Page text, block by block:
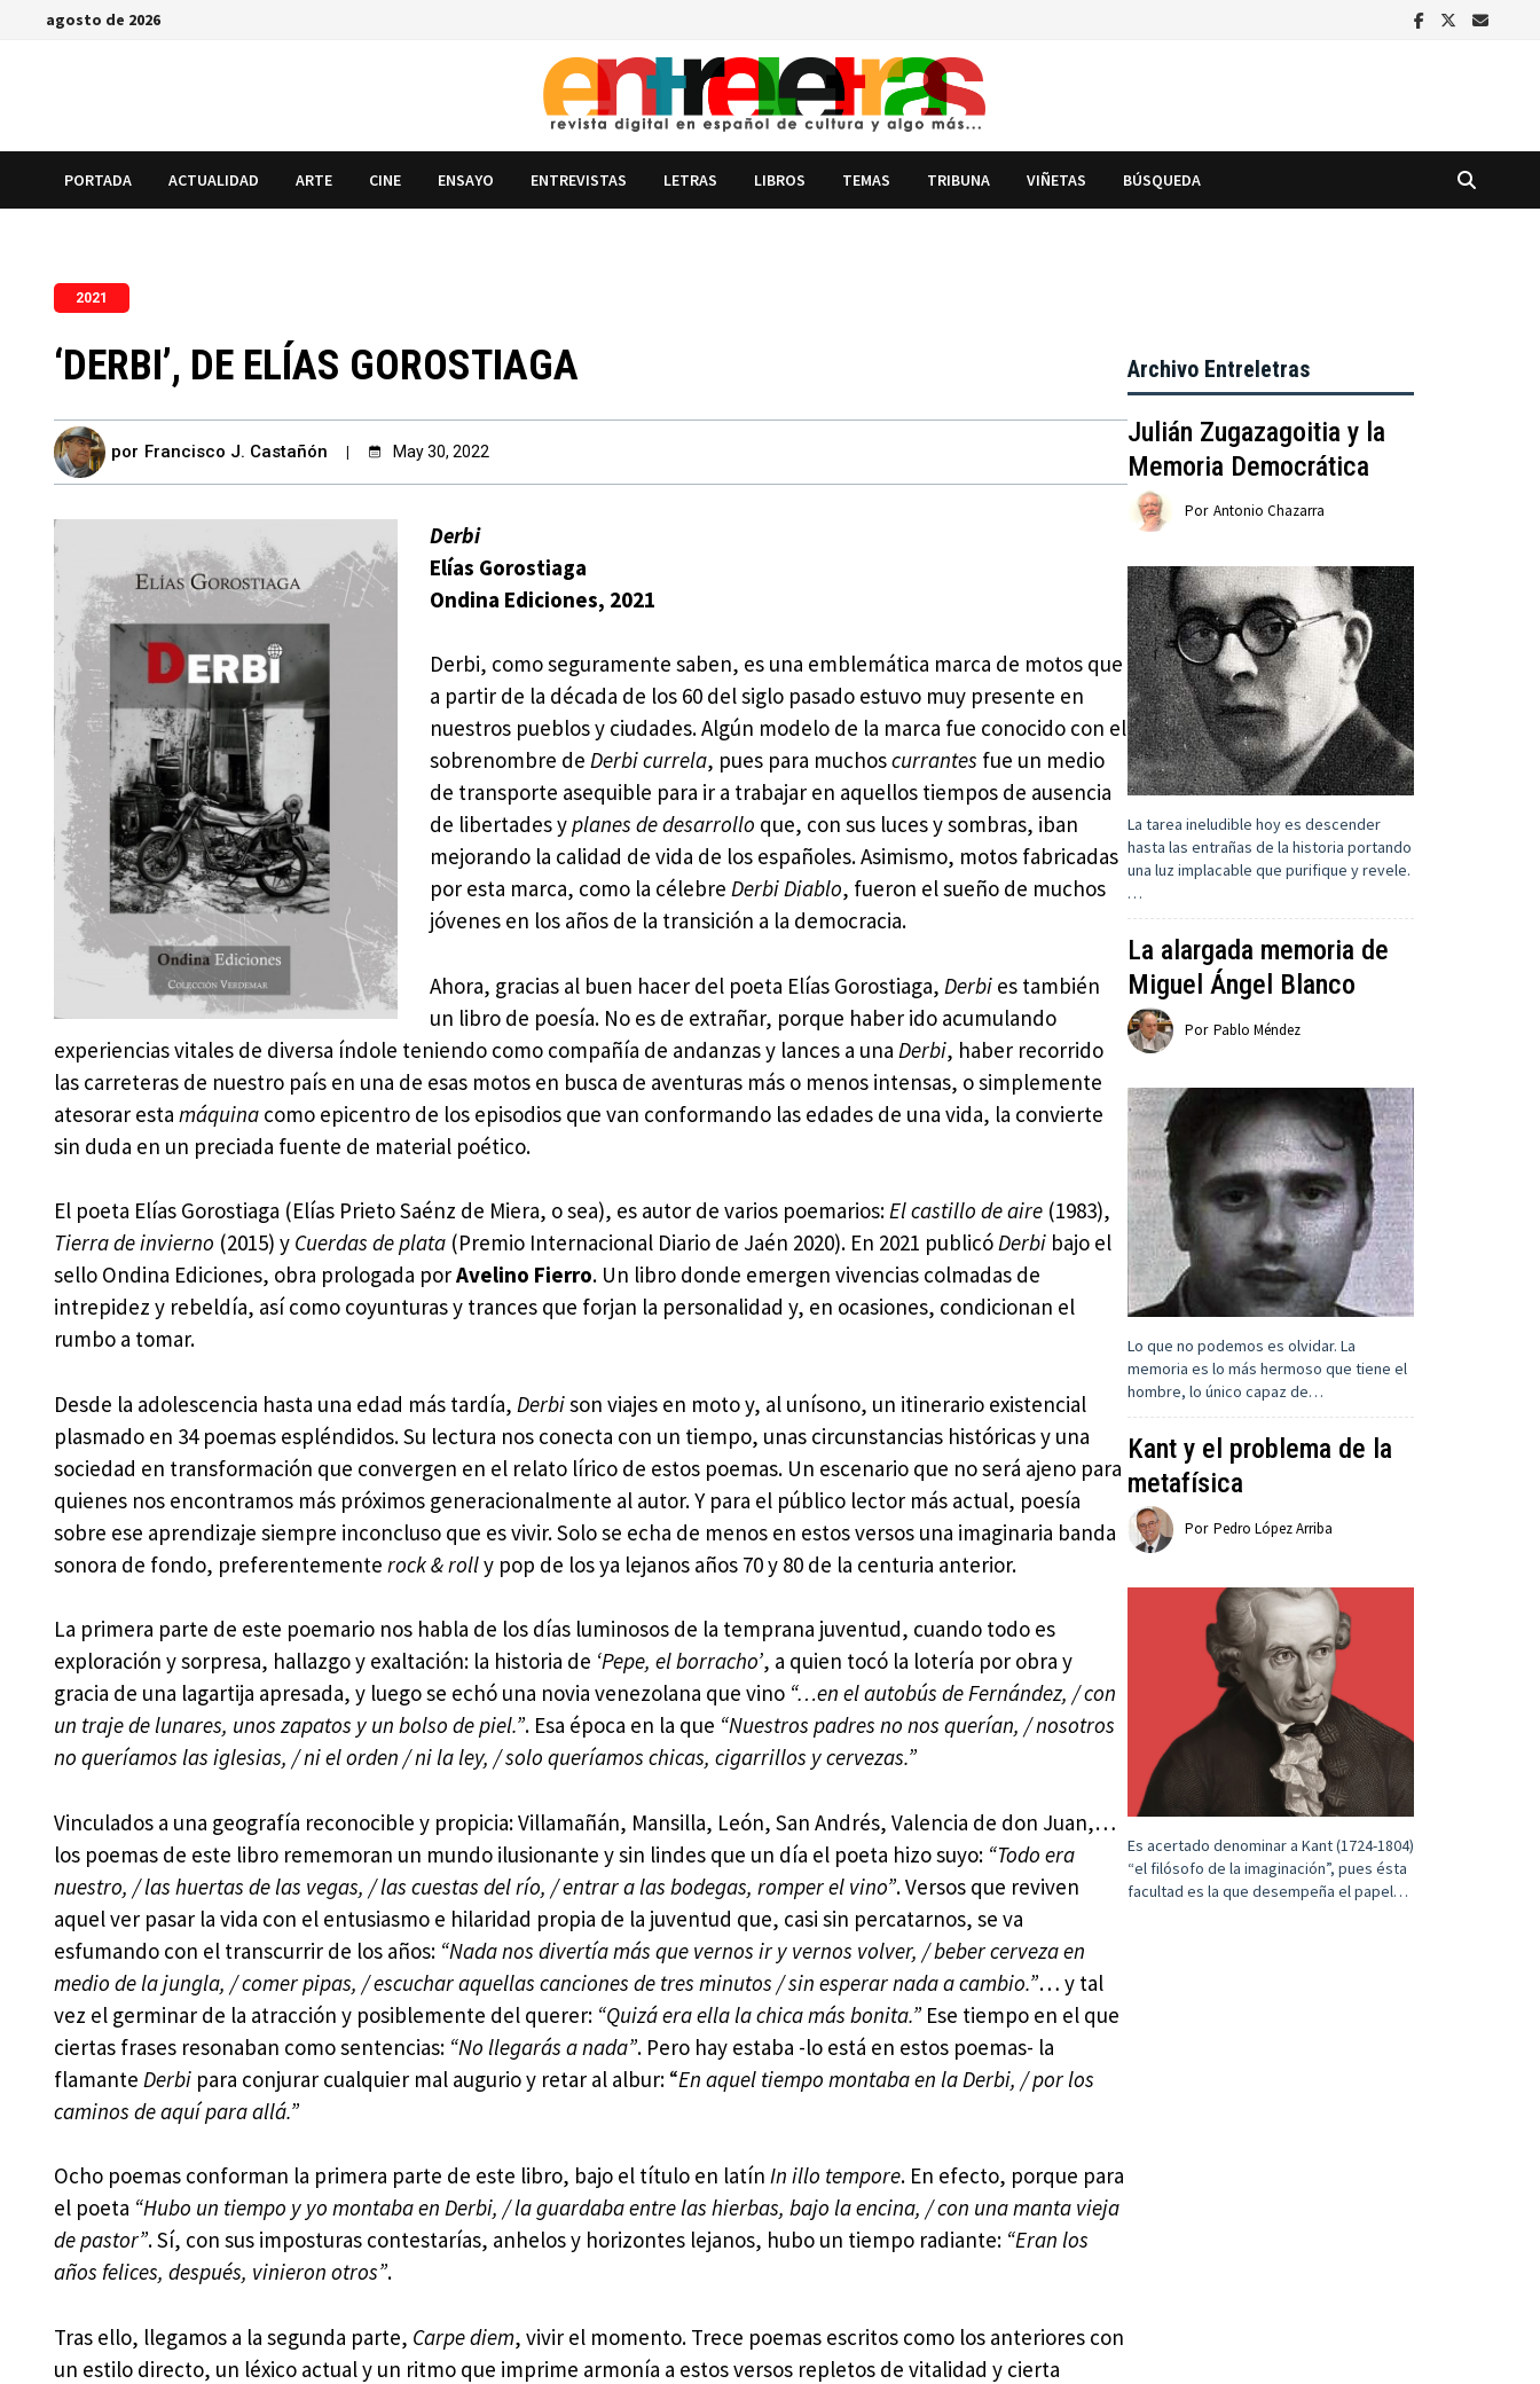
Saltaragosto de 2026
PORTADA ACTUALIDAD ARTE CINE ENSAYO ENTREVISTAS LETRAS LIBROS TEMAS TRIBUNA VIÑETAS BÚSQUEDA
2021
‘DERBI’, DE ELÍAS GOROSTIAGA
por Francisco J. Castañón May 30, 2022
Derbi
Elías Gorostiaga
Ondina Ediciones, 2021
Derbi, como seguramente saben, es una emblemática marca de motos que
a partir de la década de los 60 del siglo pasado estuvo muy presente en
nuestros pueblos y ciudades. Algún modelo de la marca fue conocido con el
sobrenombre deDerbi currela, pues para muchoscurrantes fue un medio
de transporte asequible para ir a trabajar en aquellos tiempos de ausencia
de libertades yplanes de desarrollo que, con sus luces y sombras, iban
mejorando la calidad de vida de los españoles. Asimismo, motos fabricadas
por esta marca, como la célebreDerbi Diablo, fueron el sueño de muchos
jóvenes en los años de la transición a la democracia.
Ahora, gracias al buen hacer del poeta Elías Gorostiaga,Derbi es también
un libro de poesía. No es de extrañar, porque haber ido acumulando
experiencias vitales de diversa índole teniendo como compañía de andanzas y lances a una Derbi, haber recorrido
las carreteras de nuestro país en una de esas motos en busca de aventuras más o menos intensas, o simplemente
atesorar esta máquinacomo epicentro de los episodios que van conformando las edades de una vida, la convierte
sin duda en un preciada fuente de material poético.
El poeta Elías Gorostiaga (Elías Prieto Saénz de Miera, o sea), es autor de varios poemarios:El castillo de aire(1983),
Tierra de invierno (2015) y Cuerdas de plata(Premio Internacional Diario de Jaén 2020). En 2021 publicóDerbibajo el
sello Ondina Ediciones, obra prologada porAvelino Fierro. Un libro donde emergen vivencias colmadas de
intrepidez y rebeldía, así como coyunturas y trances que forjan la personalidad y, en ocasiones, condicionan el
rumbo a tomar.
Desde la adolescencia hasta una edad más tardía, Derbison viajes en moto y, al unísono, un itinerario existencial
plasmado en 34 poemas espléndidos. Su lectura nos conecta con un tiempo, unas circunstancias históricas y una
sociedad en transformación que convergen en el relato lírico de estos poemas. Un escenario que no será ajeno para
quienes nos encontramos más próximos generacionalmente al autor. Y para el público lector más actual, poesía
sobre ese aprendizaje siempre inconcluso que es vivir. Solo se echa de menos en estos versos una imaginaria banda
sonora de fondo, preferentemente rock & rolly pop de los ya lejanos años 70 y 80 de la centuria anterior.
La primera parte de este poemario nos habla de los días luminosos de la temprana juventud, cuando todo es
exploración y sorpresa, hallazgo y exaltación: la historia de ‘Pepe, el borracho’, a quien tocó la lotería por obra y
gracia de una lagartija apresada, y luego se echó una novia venezolana que vino “…en el autobús de Fernández, / con
un traje de lunares, unos zapatos y un bolso de piel.”. Esa época en la que “Nuestros padres no nos querían, / nosotros
no queríamos las iglesias, / ni el orden / ni la ley, / solo queríamos chicas, cigarrillos y cervezas.”
Vinculados a una geografía reconocible y propicia: Villamañán, Mansilla, León, San Andrés, Valencia de don Juan,…
los poemas de este libro rememoran un mundo ilusionante y sin lindes que un día el poeta hizo suyo: “Todo era
nuestro, / las huertas de las vegas, / las cuestas del río, / entrar a las bodegas, romper el vino”. Versos que reviven
aquel ver pasar la vida con el entusiasmo e hilaridad propia de la juventud que, casi sin percatarnos, se va
esfumando con el transcurrir de los años: “Nada nos divertía más que vernos ir y vernos volver, / beber cerveza en
medio de la jungla, / comer pipas, / escuchar aquellas canciones de tres minutos / sin esperar nada a cambio.”… y tal
vez el germinar de la atracción y posiblemente del querer: “Quizá era ella la chica más bonita.”Ese tiempo en el que
ciertas frases resonaban como sentencias: “No llegarás a nada”. Pero hay estaba -lo está en estos poemas- la
flamante Derbipara conjurar cualquier mal augurio y retar al albur: “En aquel tiempo montaba en la Derbi, / por los
caminos de aquí para allá.”
Ocho poemas conforman la primera parte de este libro, bajo el título en latín In illo tempore. En efecto, porque para
el poeta “Hubo un tiempo y yo montaba en Derbi, / la guardaba entre las hierbas, bajo la encina, / con una manta vieja
de pastor”. Sí, con sus imposturas contestarías, anhelos y horizontes lejanos, hubo un tiempo radiante: “Eran los
años felices, después, vinieron otros”.
Tras ello, llegamos a la segunda parte, Carpe diem, vivir el momento. Trece poemas escritos como los anteriores con
un estilo directo, un léxico actual y un ritmo que imprime armonía a estos versos repletos de vitalidad y cierta
Archivo Entreletras
Julián Zugazagoitia y la
Memoria Democrática
Por Antonio Chazarra
La tarea ineludible hoy es descender
hasta las entrañas de la historia portando
una luz implacable que purifique y revele.
…
La alargada memoria de
Miguel Ángel Blanco
Por Pablo Méndez
Lo que no podemos es olvidar. La
memoria es lo más hermoso que tiene el
hombre, lo único capaz de…
Kant y el problema de la
metafísica
Por Pedro López Arriba
Es acertado denominar a Kant (1724-1804)
“el filósofo de la imaginación”, pues ésta
facultad es la que desempeña el papel…